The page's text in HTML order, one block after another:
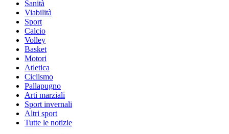
Sanità
Viabilità
Sport
Calcio
Volley
Basket
Motori
Atletica
Ciclismo
Pallapugno
Arti marziali
Sport invernali
Altri sport
Tutte le notizie